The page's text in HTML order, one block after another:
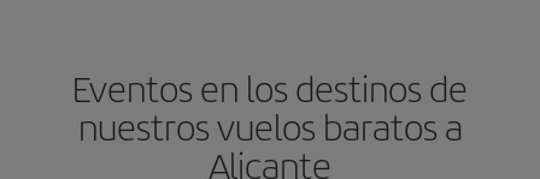
Eventos en los destinos de
nuestros vuelos baratos a
Alicante